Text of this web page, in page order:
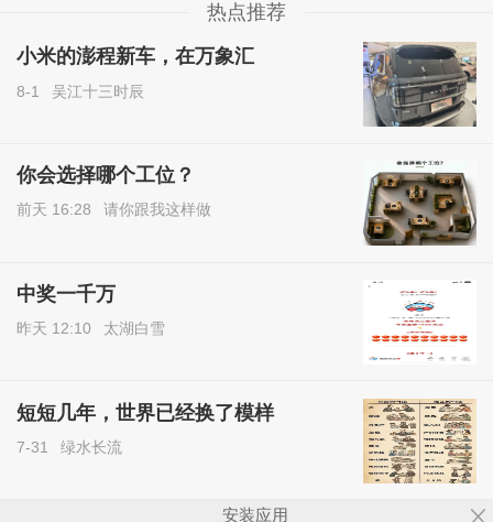
热点推荐
小米的澎程新车，在万象汇
8-1 吴江十三时辰
你会选择哪个工位？
前天 16:28 请你跟我这样做
中奖一千万
昨天 12:10 太湖白雪
短短几年，世界已经换了模样
7-31 绿水长流
安装应用